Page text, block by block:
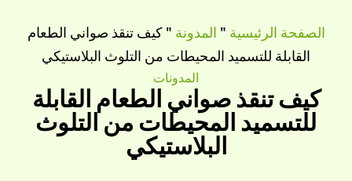
الصفحة الرئيسية " المدونة "كيف تنقذ صواني الطعام
القابلة للتسميد المحيطات من التلوث البلاستيكي
المدونات
كيف تنقذ صواني الطعام القابلة
للتسميد المحيطات من التلوث
البلاستيكي